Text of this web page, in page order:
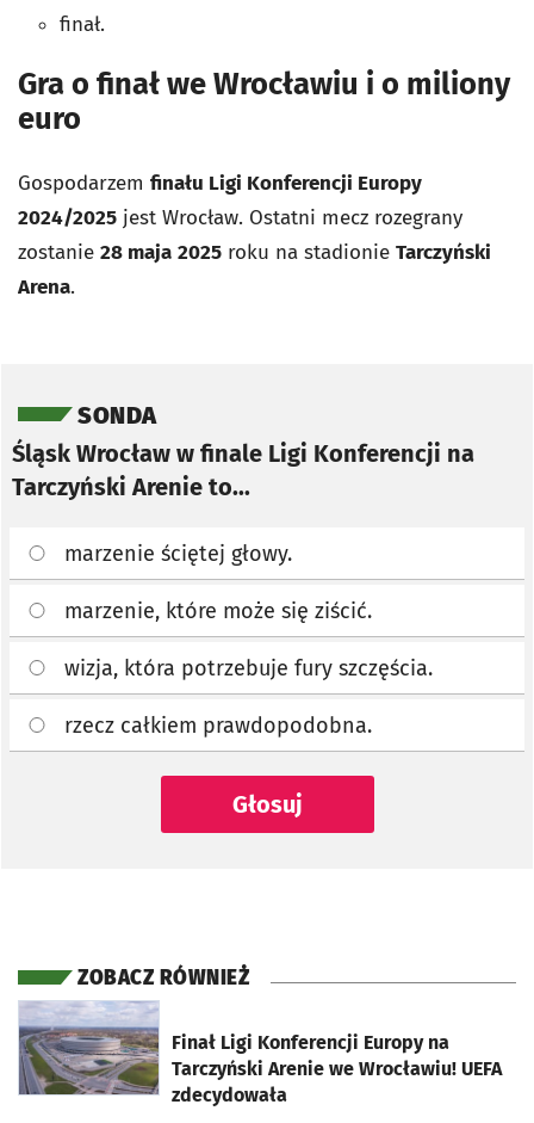
finał.
Gra o finał we Wrocławiu i o miliony
euro
Gospodarzem finału Ligi Konferencji Europy
2024/2025 jest Wrocław. Ostatni mecz rozegrany
zostanie 28 maja 2025 roku na stadionie Tarczyński
Arena.
SONDA
Śląsk Wrocław w finale Ligi Konferencji na
Tarczyński Arenie to...
marzenie ściętej głowy.
marzenie, które może się ziścić.
wizja, która potrzebuje fury szczęścia.
rzecz całkiem prawdopodobna.
Głosuj
ZOBACZ RÓWNIEŻ
Finał Ligi Konferencji Europy na
Tarczyński Arenie we Wrocławiu! UEFA
zdecydowała
otworzy się w nowej karcie